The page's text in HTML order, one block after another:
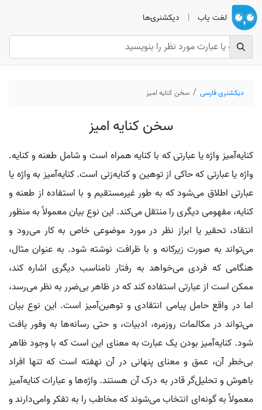
لغت یاب | دیکشنری‌ها
دیکشنری فارسی سخن کنایه امیز
سخن کنایه امیز
کنایه‌آمیز واژه یا عبارتی که با کنایه همراه است و شامل طعنه و کنایه.
واژه یا عبارتی که حاکی از توهین و کنایه‌زنی است. کنایه‌آمیز به واژه یا
عبارتی اطلاق می‌شود که به طور غیرمستقیم و با استفاده از طعنه و
کنایه، مفهومی دیگری را منتقل می‌کند. این نوع بیان معمولاً به منظور
انتقاد، تحقیر یا ابراز نظر در مورد موضوعی خاص به کار می‌رود و
می‌تواند به صورت زیرکانه و با ظرافت نوشته شود. به عنوان مثال،
هنگامی که فردی می‌خواهد به رفتار نامناسب دیگری اشاره کند،
ممکن است از عبارتی استفاده کند که در ظاهر بی‌ضرر به نظر می‌رسد،
اما در واقع حامل پیامی انتقادی و توهین‌آمیز است. این نوع بیان
می‌تواند در مکالمات روزمره، ادبیات، و حتی رسانه‌ها به وفور یافت
شود. کنایه‌آمیز بودن یک عبارت به معنای این است که با وجود ظاهر
بی‌خطر آن، عمق و معنای پنهانی در آن نهفته است که تنها افراد
باهوش و تحلیل‌گر قادر به درک آن هستند. واژه‌ها و عبارات کنایه‌آمیز
معمولاً به گونه‌ای انتخاب می‌شوند که مخاطب را به تفکر وامی‌دارند و